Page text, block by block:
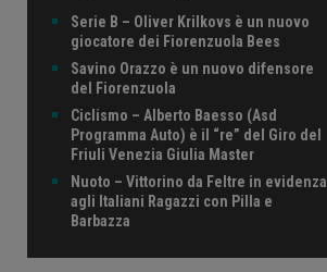
Serie B – Oliver Krilkovs è un nuovo
giocatore dei Fiorenzuola Bees
Savino Orazzo è un nuovo difensore
del Fiorenzuola
Ciclismo – Alberto Baesso (Asd
Programma Auto) è il “re” del Giro del
Friuli Venezia Giulia Master
Nuoto – Vittorino da Feltre in evidenza
agli Italiani Ragazzi con Pilla e
Barbazza